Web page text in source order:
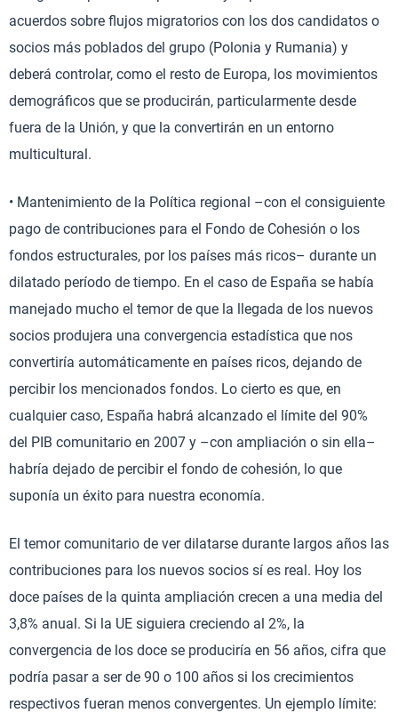
acuerdos sobre flujos migratorios con los dos candidatos o
socios más poblados del grupo (Polonia y Rumania) y
deberá controlar, como el resto de Europa, los movimientos
demográficos que se producirán, particularmente desde
fuera de la Unión, y que la convertirán en un entorno
multicultural.
• Mantenimiento de la Política regional –con el consiguiente
pago de contribuciones para el Fondo de Cohesión o los
fondos estructurales, por los países más ricos– durante un
dilatado período de tiempo. En el caso de España se había
manejado mucho el temor de que la llegada de los nuevos
socios produjera una convergencia estadística que nos
convertiría automáticamente en países ricos, dejando de
percibir los mencionados fondos. Lo cierto es que, en
cualquier caso, España habrá alcanzado el límite del 90%
del PIB comunitario en 2007 y –con ampliación o sin ella–
habría dejado de percibir el fondo de cohesión, lo que
suponía un éxito para nuestra economía.
El temor comunitario de ver dilatarse durante largos años las
contribuciones para los nuevos socios sí es real. Hoy los
doce países de la quinta ampliación crecen a una media del
3,8% anual. Si la UE siguiera creciendo al 2%, la
convergencia de los doce se produciría en 56 años, cifra que
podría pasar a ser de 90 o 100 años si los crecimientos
respectivos fueran menos convergentes. Un ejemplo límite: